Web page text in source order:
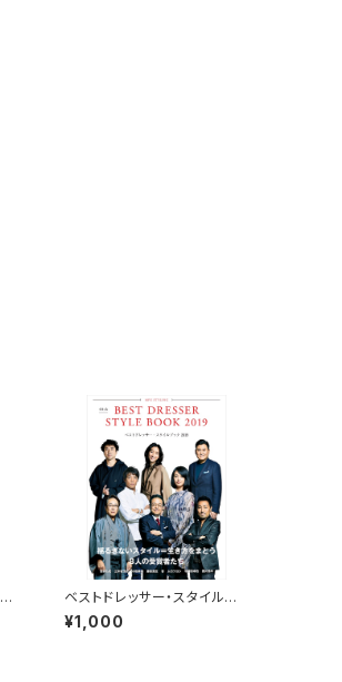
ッ
ベストドレッサー・スタイルブッ
ク 2019
¥1,000